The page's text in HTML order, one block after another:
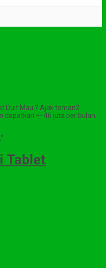
Duit Mau ? Ajak teman2
dapatkan +- 46 juta per bulan.
Tablet